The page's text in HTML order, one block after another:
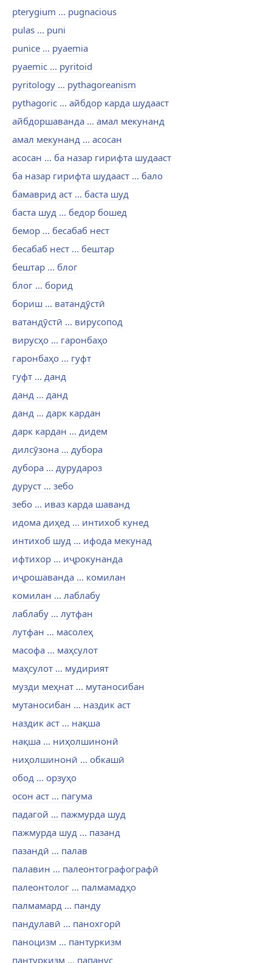
pterygium ... pugnacious
pulas ... puni
punice ... pyaemia
pyaemic ... pyritoid
pyritology ... pythagoreanism
pythagoric ... айбдор карда шудааст
айбдоршаванда ... амал мекунанд
амал мекунанд ... асосан
асосан ... ба назар гирифта шудааст
ба назар гирифта шудааст ... бало
бамаврид аст ... баста шуд
баста шуд ... бедор бошед
бемор ... бесабаб нест
бесабаб нест ... бештар
бештар ... блог
блог ... борид
бориш ... ватандӯстӣ
ватандӯстӣ ... вирусопод
вирусҳо ... гаронбаҳо
гаронбаҳо ... гуфт
гуфт ... данд
данд ... данд
данд ... дарк кардан
дарк кардан ... дидем
дилсӯзона ... дубора
дубора ... дурудароз
дуруст ... зебо
зебо ... иваз карда шаванд
идома диҳед ... интихоб кунед
интихоб шуд ... ифода мекунад
ифтихор ... иҷрокунанда
иҷрошаванда ... комилан
комилан ... лаблабу
лаблабу ... лутфан
лутфан ... масолеҳ
масофа ... маҳсулот
маҳсулот ... мудирият
музди меҳнат ... мутаносибан
мутаносибан ... наздик аст
наздик аст ... нақша
нақша ... ниҳолшинонӣ
ниҳолшинонӣ ... обкашӣ
обод ... орзуҳо
осон аст ... пагума
падагой ... пажмурда шуд
пажмурда шуд ... пазанд
пазандӣ ... палав
палавин ... палеонтографографӣ
палеонтолог ... палмамадҳо
палмамард ... панду
пандулавӣ ... панохгорӣ
паноцизм ... пантуркизм
пантуркизм ... папанус